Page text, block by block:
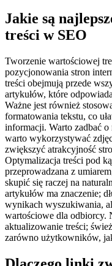
Jakie są
treści w SEO
Tworzenie wartościowej
pozycjonowania stron
treści obejmują przede
artykułów, które
Ważne jest również
formatowania tekstu, co
informacji. Warto zadbać
warto wykorzystywać
zwiększyć atrakcyjność
Optymalizacja treści pod
przeprowadzana z
skupić się raczej na
artykułów ma znaczenie;
wynikach wyszukiwania,
wartościowe dla odbiorcy.
aktualizowanie treści;
zarówno użytkowników,